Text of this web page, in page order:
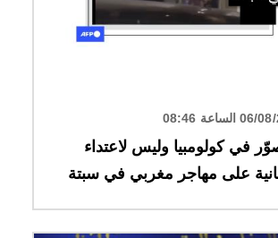
في كولومبيا وليس لاعتداء
على مهاجر مغربي في سبتة